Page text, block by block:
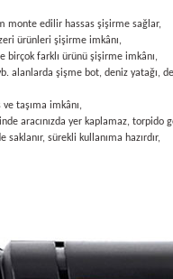
monte edilir hassas şişirme sağlar,
ürünleri şişirme imkânı,
birçok farklı ürünü şişirme imkânı,
alanlarda şişme bot, deniz yatağı,
taşıma imkânı,
aracınızda yer kaplamaz,
sürekli kullanıma hazırdır,